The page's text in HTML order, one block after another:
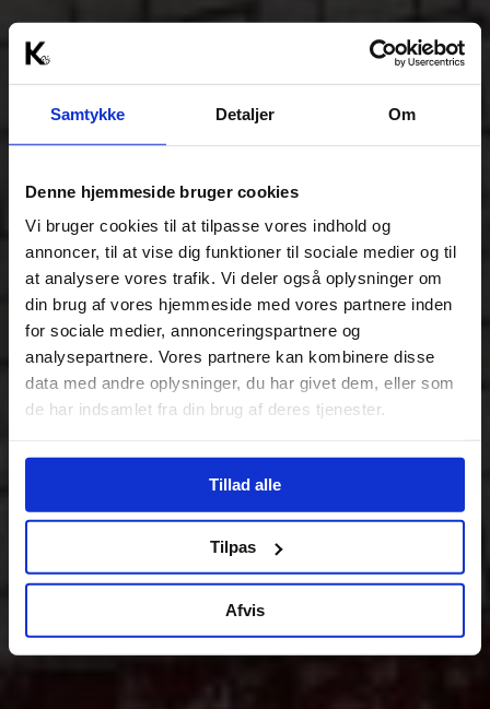
Samtykke Detaljer Om
Denne hjemmeside bruger cookies
Vi bruger cookies til at tilpasse vores indhold og
annoncer, til at vise dig funktioner til sociale medier og til
at analysere vores trafik. Vi deler også oplysninger om
din brug af vores hjemmeside med vores partnere inden
for sociale medier, annonceringspartnere og
analysepartnere. Vores partnere kan kombinere disse
data med andre oplysninger, du har givet dem, eller som
de har indsamlet fra din brug af deres tjenester.
Tillad alle
Tilpas
Afvis